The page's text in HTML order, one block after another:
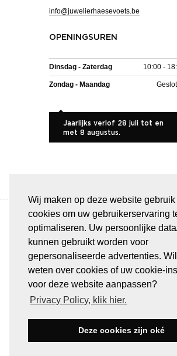
Wij maken op deze website gebruik
cookies om uw gebruikerservaring
optimaliseren. Uw persoonlijke
kunnen gebruikt worden voor
gepersonaliseerde advertenties.
weten over cookies of uw cookie-
voor deze website aanpassen?
Privacy Policy, klik hier.
Deze cookies zijn oké
info@juwelierhaesevoets.be
OPENINGSUREN
Dinsdag - Zaterdag 10:00 -
Zondag - Maandag
Jaarlijks verlof 28 juli tot en
met 8 augustus.
BETAAL VEILIG &
Alle transacties verlopen via een